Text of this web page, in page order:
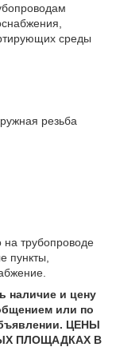
среды
резьба
на трубопроводе
пункты,
наличие и цену
или по
ЦЕНЫ
ПЛОЩАДКАХ В